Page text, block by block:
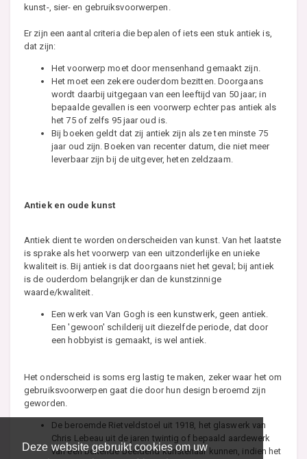
Deze website gebruikt cookies om uw
kunst-, sier- en gebruiksvoorwerpen.
Er zijn een aantal criteria die bepalen of iets een stuk antiek is,
dat zijn:
Het voorwerp moet door mensenhand gemaakt zijn.
Het moet een zekere ouderdom bezitten. Doorgaans
wordt daarbij uitgegaan van een leeftijd van 50 jaar; in
bepaalde gevallen is een voorwerp echter pas antiek als
het 75 of zelfs 95 jaar oud is.
Bij boeken geldt dat zij antiek zijn als ze ten minste 75
jaar oud zijn. Boeken van recenter datum, die niet meer
leverbaar zijn bij de uitgever, heten zeldzaam.
Antiek en oude kunst
Antiek dient te worden onderscheiden van kunst. Van het laatste
is sprake als het voorwerp van een uitzonderlijke en unieke
kwaliteit is. Bij antiek is dat doorgaans niet het geval; bij antiek
is de ouderdom belangrijker dan de kunstzinnige
waarde/kwaliteit.
Een werk van Van Gogh is een kunstwerk, geen antiek.
Een 'gewoon' schilderij uit diezelfde periode, dat door
een hobbyist is gemaakt, is wel antiek.
Het onderscheid is soms erg lastig te maken, zeker waar het om
gebruiksvoorwerpen gaat die door hun design beroemd zijn
geworden.
De beroemde Rietveldstoel uit 1918, het glaswerk van
Chris Lebeau uit de jaren twintig of bepaald aardewerk
van een bekende beeldend kunstenaar kunnen, indien het